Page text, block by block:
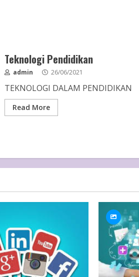
Teknologi Pendidikan
admin 26/06/2021
TEKNOLOGI DALAM PENDIDIKAN
Read More